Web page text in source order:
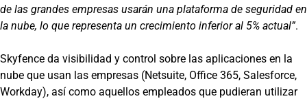
de las grandes empresas usarán una plataforma de seguridad en
la nube, lo que representa un crecimiento inferior al 5% actual”.
Skyfence da visibilidad y control sobre las aplicaciones en la
nube que usan las empresas (Netsuite, Office 365, Salesforce,
Workday), así como aquellos empleados que pudieran utilizar